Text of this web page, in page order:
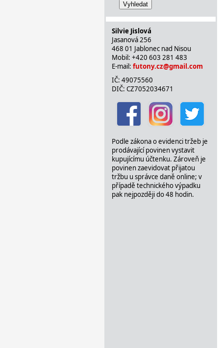
Vyhledat
Silvie Jislová
Jasanová 256
468 01 Jablonec nad Nisou
Mobil: +420 603 281 483
E-mail: futony.cz@gmail.com
IČ: 49075560
DIČ: CZ7052034671
Podle zákona o evidenci tržeb je
prodávající povinen vystavit
kupujícímu účtenku. Zároveň je
povinen zaevidovat přijatou
tržbu u správce daně online; v
případě technického výpadku
pak nejpozději do 48 hodin.